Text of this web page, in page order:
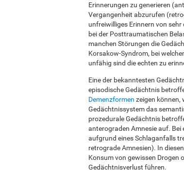
Erinnerungen zu generieren
Vergangenheit abzurufen
unfreiwilliges Erinnern von
bei der Posttraumatischen
manchen Störungen die
Korsakow-Syndrom, bei
unfähig sind die echten zu
Eine der bekanntesten
episodische Gedächtnis
Demenzformen zeigen können,
Gedächtnissystem das
prozedurale Gedächtnis
anterograden Amnesie auf. Bei
aufgrund eines Schlaganfalls
retrograde Amnesien). In
Konsum von gewissen Drogen
Gedächtnisverlust führen.